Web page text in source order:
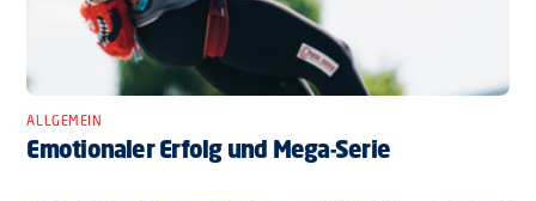
ALLGEMEIN
Emotionaler Erfolg und Mega-Serie